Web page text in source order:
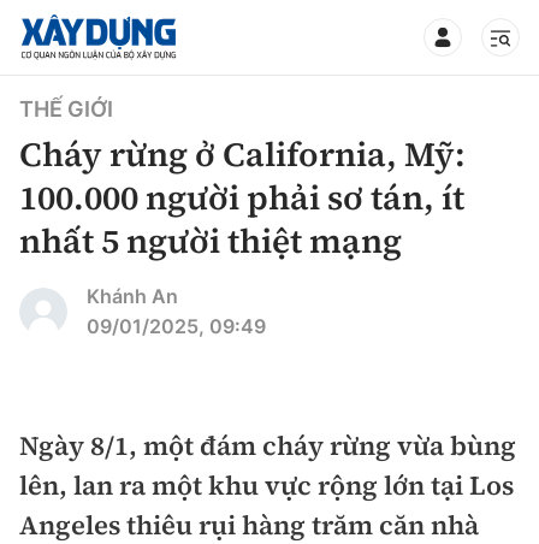
TIN BỘ XÂY DỰNG
CHUYÊN MỤC
Mới nhất
Chính trị
Xã hội
Xây dựng
Chỉ đạo điều hành
Giao thông
THẾ GIỚI
Cháy rừng ở California, Mỹ:
100.000 người phải sơ tán, ít
nhất 5 người thiệt mạng
Khánh An
09/01/2025, 09:49
Ngày 8/1, một đám cháy rừng vừa bùng
lên, lan ra một khu vực rộng lớn tại Los
Angeles thiêu rụi hàng trăm căn nhà